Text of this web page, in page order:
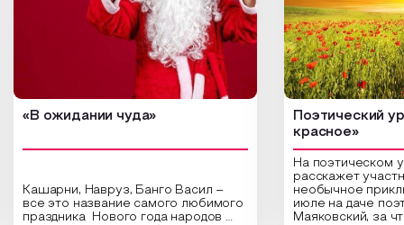
«В ожидании чуда»
Кашарни, Навруз, Банго Васил –
все это название самого любимого
праздника Нового года народов
Поэтический
красное»
На поэтическом
расскажет
необычное
июле на даче
Маяковский, за